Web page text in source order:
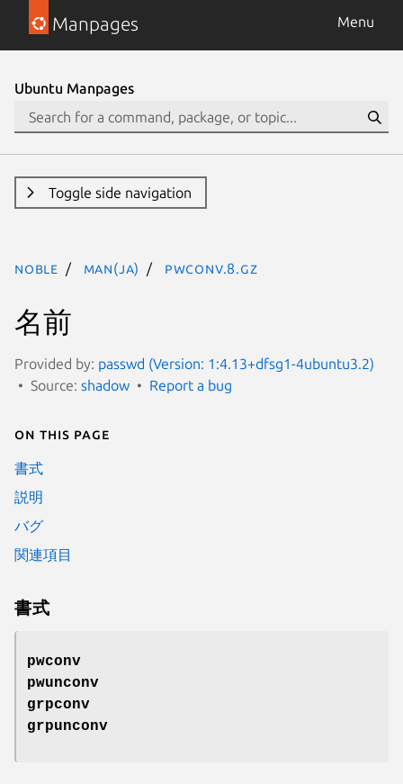
Manpages Menu
Ubuntu Manpages
Toggle side navigation
noble man(ja) pwconv.8.gz
名前
Provided by: passwd (Version: 1:4.13+dfsg1-4ubuntu3.2)
Source: shadow Report a bug
On this page
書式
説明
バグ
関連項目
書式
pwconv
pwunconv
grpconv
grpunconv